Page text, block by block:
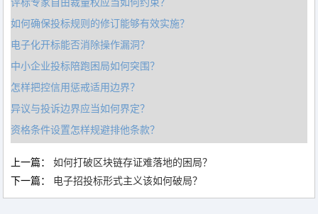
评标专家自由裁量权应当如何约束？
如何确保投标规则的修订能够有效实施？
电子化开标能否消除操作漏洞？
中小企业投标陪跑困局如何突围？
怎样把控信用惩戒适用边界？
异议与投诉边界应当如何界定？
资格条件设置怎样规避排他条款？
上一篇：如何打破区块链存证难落地的困局？
下一篇： 电子招投标形式主义该如何破局？